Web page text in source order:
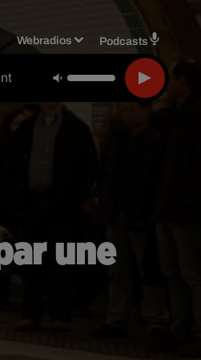
Webradios Podcasts
une